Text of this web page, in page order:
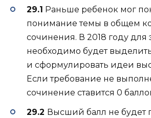
29.1 Раньше ребенок мог
понимание темы в общем
сочинения. В 2018 году для
необходимо будет
и сформулировать идеи
Если требование не
сочинение ставится 0
29.2 Высший балл не будет